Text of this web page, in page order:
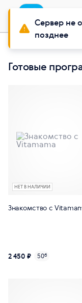
Buy
Готовые
НЕТ В НАЛИЧИИ
Знакомство с
2 450 ₽ 50б
Сервер не
позднее